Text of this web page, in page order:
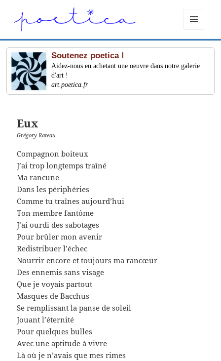
ET
WIDGETS
Soutenez poetica !
Aidez-nous en achetant une oeuvre dans notre galerie
d'art !
art.poetica.fr
Eux
Grégory Rateau
Compagnon boiteux
J’ai trop longtemps traîné
Ma rancune
Dans les périphéries
Comme tu traînes aujourd’hui
Ton membre fantôme
J’ai ourdi des sabotages
Pour brûler mon avenir
Redistribuer l’échec
Nourrir encore et toujours ma rancœur
Des ennemis sans visage
Que je voyais partout
Masques de Bacchus
Se remplissant la panse de soleil
Jouant l’éternité
Pour quelques bulles
Avec une aptitude à vivre
Là où je n’avais que mes rimes